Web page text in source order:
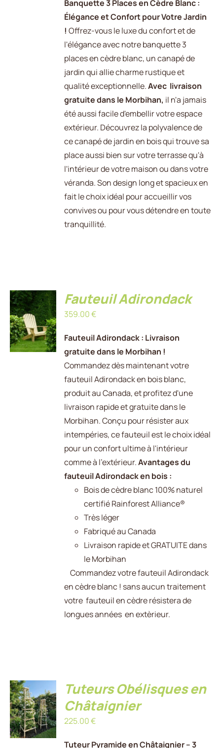
Banquette 3 Places en Cèdre Blanc :
Élégance et Confort pour Votre Jardin
! Offrez-vous le luxe du confort et de
l'élégance avec notre banquette 3
places en cèdre blanc, un canapé de
jardin qui allie charme rustique et
qualité exceptionnelle.Avec livraison
gratuite dans le Morbihan, il n'a jamais
été aussi facile d'embellir votre espace
extérieur. Découvrez la polyvalence de
ce canapé de jardin en bois qui trouve sa
place aussi bien sur votre terrasse qu'à
l'intérieur de votre maison ou dans votre
véranda. Son design long et spacieux en
fait le choix idéal pour accueillir vos
convives ou pour vous détendre en toute
tranquillité.
AJOUTER
AU
PANIER
/
DÉTAILS
Fauteuil Adirondack
359.00€
Fauteuil Adirondack : Livraison
gratuite dans le Morbihan !
Commandez dès maintenant votre
fauteuil Adirondack en bois blanc,
produit au Canada, et profitez d'une
livraison rapide et gratuite dans le
Morbihan. Conçu pour résister aux
intempéries, ce fauteuil est le choix idéal
pour un confort ultime à l'intérieur
comme à l'extérieur.Avantages du
fauteuil Adirondack en bois :
Bois de cèdre blanc 100% naturel
certifié Rainforest Alliance®
Très léger
Fabriqué au Canada
Livraison rapide et GRATUITE dans
le Morbihan
Commandez votre fauteuil Adirondack
en cèdre blanc ! sans aucun traitement
votre fauteuil en cèdre résistera de
longues années en extèrieur.
AJOUTER
AU
PANIER
/
DÉTAILS
Tuteurs Obélisques en
Châtaignier
225.00€
Tuteur Pyramide en Châtaignier – 3